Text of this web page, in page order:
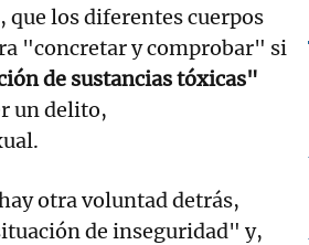
que los diferentes cuerpos
"concretar y comprobar" si
de sustancias tóxicas"
un delito,
otra voluntad detrás,
de inseguridad" y,